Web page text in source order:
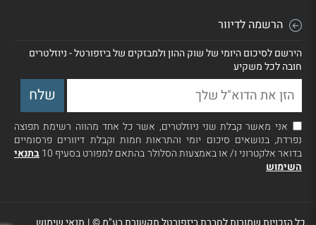
הרשמה לדיוור
הירשם לסיכום היומי של שוק ההון ולמבזקים של ביזפורטל - ניוזלטרים
חובה לכל משקיע
אני מאשר קבלת שני ניוזלטרים, אשר כל אחד מהווה רשימת תפוצה
נפרדת, בנושאים סיכום יומי והתראות חמות וקבלת דיוורים פרסומיים
בדואר אלקטרוני ו/ או באמצעות הסלולר בהתאם למפורט בסעיף 10
בתנאי
השימוש